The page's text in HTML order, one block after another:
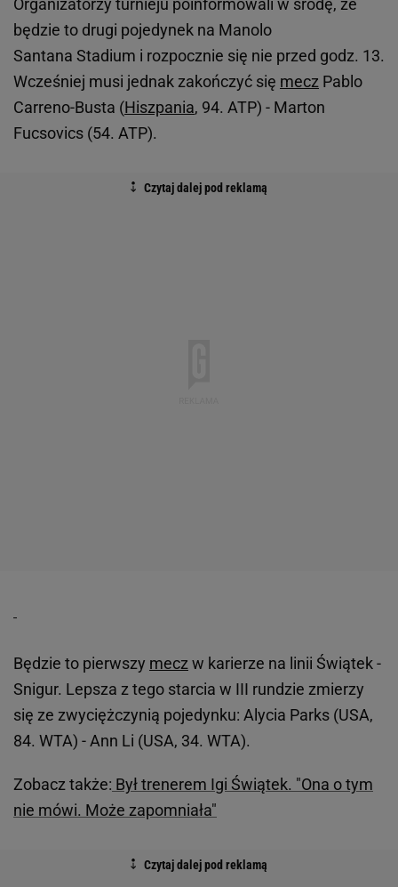
Organizatorzy turnieju poinformowali w środę, że
będzie to drugi pojedynek na Manolo
Santana Stadium i rozpocznie się nie przed godz. 13.
Wcześniej musi jednak zakończyć się mecz Pablo
Carreno-Busta (Hiszpania, 94. ATP) - Marton
Fucsovics (54. ATP).
Będzie to pierwszy mecz w karierze na linii Świątek -
Snigur. Lepsza z tego starcia w III rundzie zmierzy
się ze zwyciężczynią pojedynku: Alycia Parks (USA,
84. WTA) - Ann Li (USA, 34. WTA).
Zobacz także: Był trenerem Igi Świątek. "Ona o tym
nie mówi. Może zapomniała"